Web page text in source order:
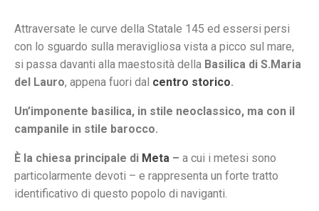
Attraversate le curve della Statale 145 ed essersi persi
con lo sguardo sulla meravigliosa vista a picco sul mare,
si passa davanti alla maestosità della Basilica di S.Maria
del Lauro, appena fuori dal centro storico.
Un’imponente basilica, in stile neoclassico, ma con il
campanile in stile barocco.
È la chiesa principale di Meta – a cui i metesi sono
particolarmente devoti – e rappresenta un forte tratto
identificativo di questo popolo di naviganti.